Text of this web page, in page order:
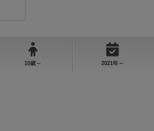
10歳～ 2021年～